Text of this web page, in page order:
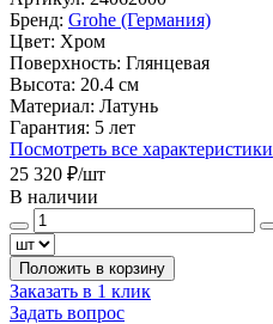
Бренд: Grohe (Германия)
Цвет: Хром
Поверхность: Глянцевая
Высота: 20.4 см
Материал: Латунь
Гарантия: 5 лет
Посмотреть все характеристики
25 320 ₽/шт
В наличии
Положить в корзину
Заказать в 1 клик
Задать вопрос